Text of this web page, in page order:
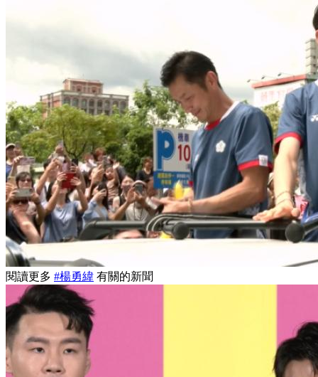
閱讀更多 #楊勇緯 有關的新聞